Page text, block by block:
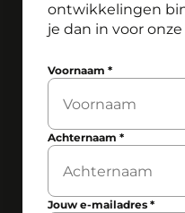
ontwikkelingen
je dan in voor
Voornaam*
Achternaam*
Jouw e-mailadres*